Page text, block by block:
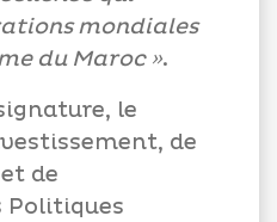
mondiales
du Maroc ».
le
de
de
Politiques